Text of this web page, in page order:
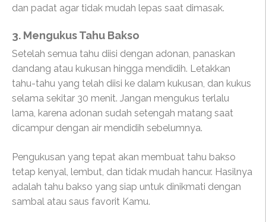
dan padat agar tidak mudah lepas saat dimasak.
3. Mengukus Tahu Bakso
Setelah semua tahu diisi dengan adonan, panaskan
dandang atau kukusan hingga mendidih. Letakkan
tahu-tahu yang telah diisi ke dalam kukusan, dan kukus
selama sekitar 30 menit. Jangan mengukus terlalu
lama, karena adonan sudah setengah matang saat
dicampur dengan air mendidih sebelumnya.
Pengukusan yang tepat akan membuat tahu bakso
tetap kenyal, lembut, dan tidak mudah hancur. Hasilnya
adalah tahu bakso yang siap untuk dinikmati dengan
sambal atau saus favorit Kamu.